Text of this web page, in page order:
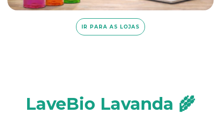
IR PARA AS LOJAS
LaveBio Lavanda 🌾